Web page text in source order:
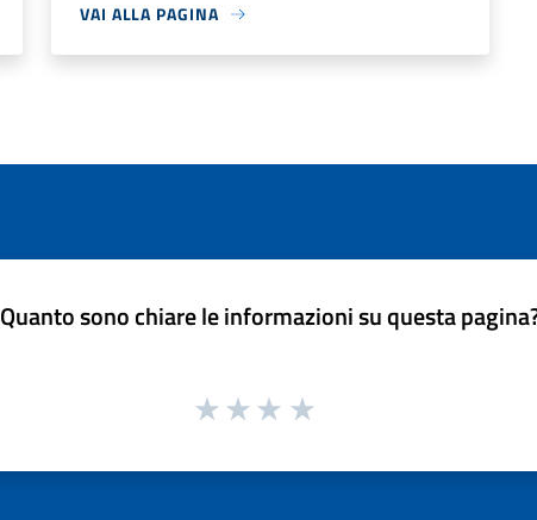
VAI ALLA PAGINA
Quanto sono chiare le informazioni su questa